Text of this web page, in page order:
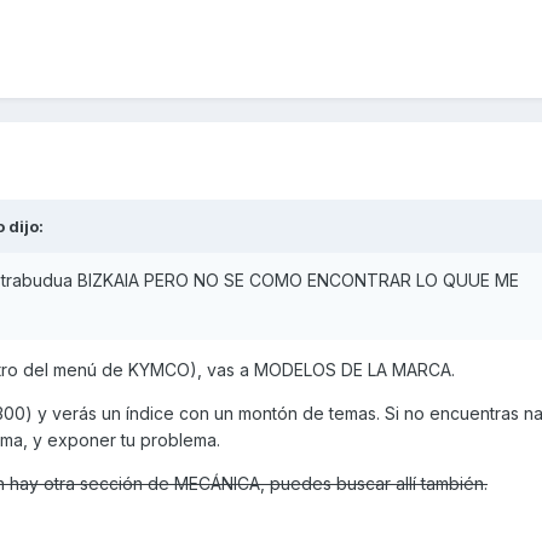
dijo:
BIZKAIA PERO NO SE COMO ENCONTRAR LO QUUE ME
del menú de KYMCO), vas a MODELOS DE LA MARCA.
y verás un índice con un montón de temas. Si no encuentras
y exponer tu problema.
hay otra sección de MECÁNICA, puedes buscar allí también.